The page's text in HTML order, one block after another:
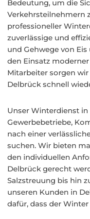
Bedeutung, um die
Verkehrsteilnehmern
professioneller
zuverlässige und
und Gehwege von
den Einsatz
Mitarbeiter sorgen wir
Delbrück schnell
Unser Winterdienst
Gewerbebetriebe,
nach einer
suchen. Wir bieten
den individuellen
Delbrück gerecht
Salzstreuung bis hin
unseren Kunden in
dafür, dass der